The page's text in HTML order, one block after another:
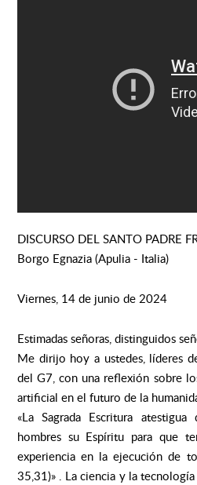
DISCURSO DEL SANTO PADRE
Borgo Egnazia (Apulia - Italia)
Viernes, 14 de junio de 2024
Estimadas señoras, distinguidos
Me dirijo hoy a ustedes, líderes
del G7, con una reflexión sobre
artificial en el futuro de la
«La Sagrada Escritura
hombres su Espíritu para que
experiencia en la ejecución de
35,31)» . La ciencia y la